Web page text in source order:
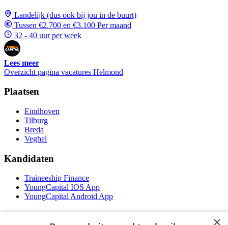
Landelijk (dus ook bij jou in de buurt)
Tussen €2.700 en €3.100 Per maand
32 - 40 uur per week
Lees meer
Overzicht pagina vacatures Helmond
Plaatsen
Eindhoven
Tilburg
Breda
Veghel
Kandidaten
Traineeship Finance
YoungCapital IOS App
YoungCapital Android App